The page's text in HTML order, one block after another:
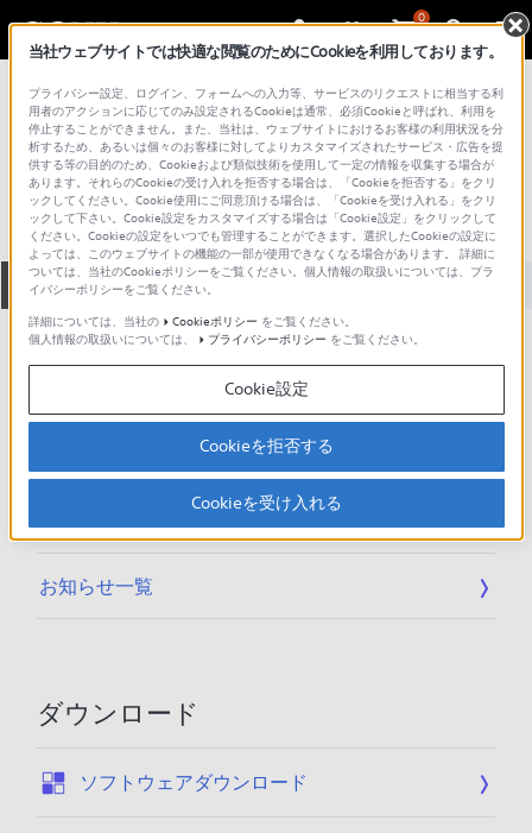
0
総合サポート・お問い合わせ USBメモリー
USM256S
全て ダウンロード 取扱説明書 Q&A
サポート動画をご利用の際にはソーシャ
ルメディア利用規約をご確認ください。
お知らせ一覧
ダウンロード
ソフトウェアダウンロード
当社ウェブサイトでは快適な閲覧のためにCookieを利用しております。
プライバシー設定、ログイン、フォームへの入力等、サービスのリクエストに相当する利
用者のアクションに応じてのみ設定されるCookieは通常、必須Cookieと呼ばれ、利用を
停止することができません。また、当社は、ウェブサイトにおけるお客様の利用状況を分
析するため、あるいは個々のお客様に対してよりカスタマイズされたサービス・広告を提
供する等の目的のため、Cookieおよび類似技術を使用して一定の情報を収集する場合が
あります。それらのCookieの受け入れを拒否する場合は、「Cookieを拒否する」をクリ
ックしてください。Cookie使用にご同意頂ける場合は、「Cookieを受け入れる」をクリ
ックして下さい。Cookie設定をカスタマイズする場合は「Cookie設定」をクリックして
ください。Cookieの設定をいつでも管理することができます。選択したCookieの設定に
よっては、このウェブサイトの機能の一部が使用できなくなる場合があります。 詳細に
ついては、当社のCookieポリシーをご覧ください。個人情報の取扱いについては、プラ
イバシーポリシーをご覧ください。
詳細については、当社の
Cookieポリシー をご覧ください。
個人情報の取扱いについては、
プライバシーポリシー をご覧ください。
Cookie設定
Cookieを拒否する
Cookieを受け入れる